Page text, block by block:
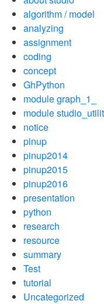
algorithm / model
analyzing
assignment
coding
concept
GhPython
module graph_1_
module
notice
pinup
pinup2014
pinup2015
pinup2016
presentation
python
research
resource
summary
Test
tutorial
Uncategorized